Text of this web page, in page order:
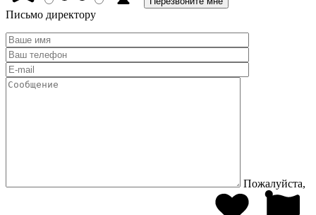
Письмо директору
Пожалуйста,